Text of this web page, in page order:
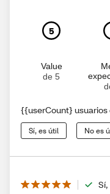
5
Value
de 5
{{userCount}
Sí, es útil No es